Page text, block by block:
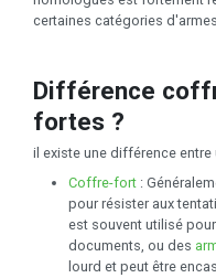
certaines catégories d'armes.
Différence
fortes ?
il existe une différence entre
Coffre-fort :
pour résister aux
est souvent utilisé
documents, ou des
lourd et peut être